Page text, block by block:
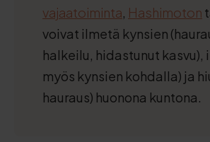
vajaatoiminta, Hashimoton
voivat ilmetä kynsien
halkeilu, hidastunut kasvu),
myös kynsien kohdalla) ja
hauraus) huonona kuntona.